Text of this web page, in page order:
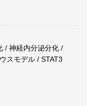
/ 神経内分泌分化 /
スモデル / STAT3